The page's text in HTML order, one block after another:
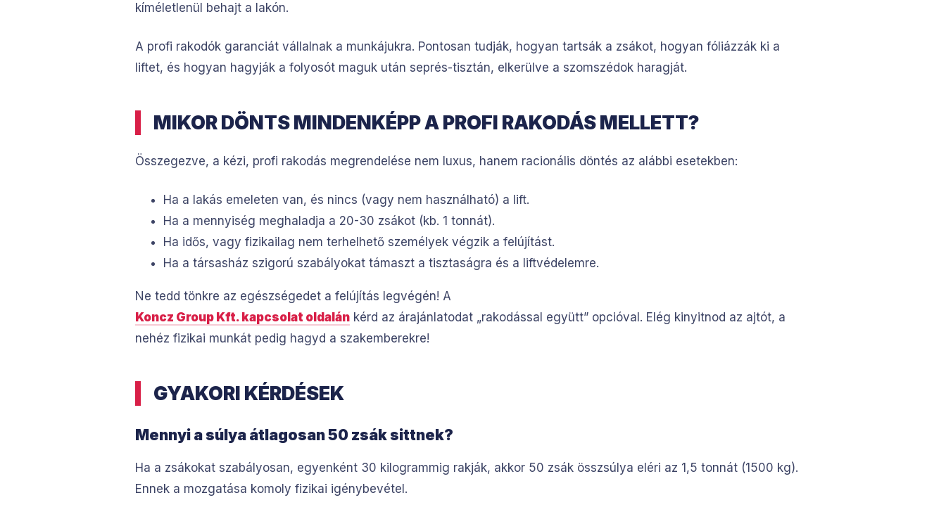
kíméletlenül behajt a lakón.
A profi rakodók garanciát vállalnak a munkájukra. Pontosan tudják, hogyan tartsák a zsákot, hogyan fóliázzák ki a
liftet, és hogyan hagyják a folyosót maguk után seprés-tisztán, elkerülve a szomszédok haragját.
MIKOR DÖNTS MINDENKÉPP A PROFI RAKODÁS MELLETT?
Összegezve, a kézi, profi rakodás megrendelése nem luxus, hanem racionális döntés az alábbi esetekben:
Ha a lakás emeleten van, és nincs (vagy nem használható) a lift.
Ha a mennyiség meghaladja a 20-30 zsákot (kb. 1 tonnát).
Ha idős, vagy fizikailag nem terhelhető személyek végzik a felújítást.
Ha a társasház szigorú szabályokat támaszt a tisztaságra és a liftvédelemre.
Ne tedd tönkre az egészségedet a felújítás legvégén! A
Koncz Group Kft. kapcsolat oldalán kérd az árajánlatodat „rakodással együtt” opcióval. Elég kinyitnod az ajtót, a
nehéz fizikai munkát pedig hagyd a szakemberekre!
GYAKORI KÉRDÉSEK
Mennyi a súlya átlagosan 50 zsák sittnek?
Ha a zsákokat szabályosan, egyenként 30 kilogrammig rakják, akkor 50 zsák összsúlya eléri az 1,5 tonnát (1500 kg).
Ennek a mozgatása komoly fizikai igénybevétel.